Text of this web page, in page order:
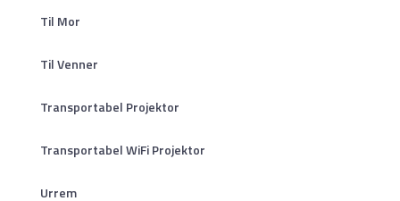
Til Mor
Til Venner
Transportabel Projektor
Transportabel WiFi Projektor
Urrem